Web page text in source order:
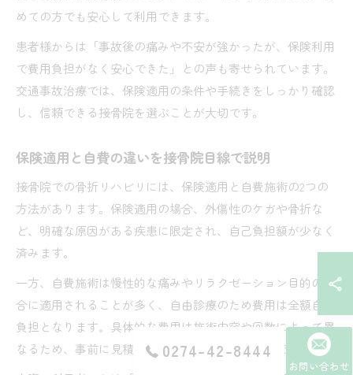
めての方でも安心して利用できます。
患者様からは「事故後の痛みや不安が強かったが、保険利用
で費用負担がなく安心できた」との声も寄せられています。
交通事故治療では、保険適用の条件や手続きをしっかり確認
し、信頼できる接骨院を選ぶことが大切です。
保険適用と自費の違いを接骨院目線で説明
接骨院での骨折リハビリには、保険適用と自費施術の2つの
方法があります。保険適用の場合、外傷性のケガや骨折な
ど、明確な原因がある疾患に限定され、自己負担額が少なく
済みます。
一方、自費施術は慢性的な痛みやリラクゼーション目的の場
合に適用されることが多く、自由診療のため費用は全額自己
負担となります。具体的な費用は施術内容や回数によって異
なるため、事前に見積もりを確認することが重要です。
0274-42-8444
お問い合わせ